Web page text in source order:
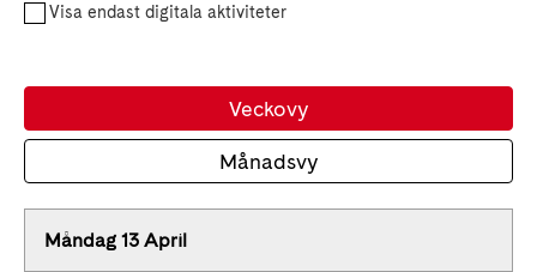
Visa endast digitala aktiviteter
Veckovy
Månadsvy
Måndag 13 April